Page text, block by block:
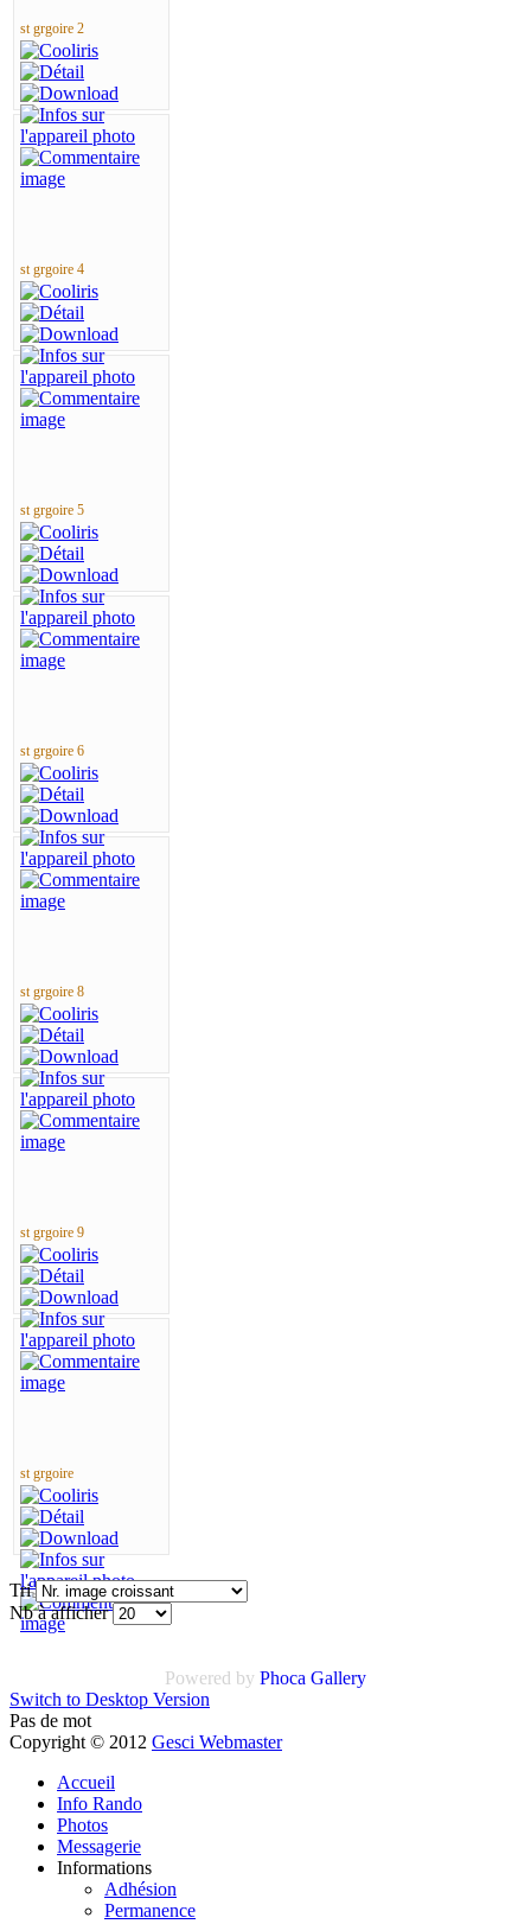
st grgoire 2
st grgoire 4
st grgoire 5
st grgoire 6
st grgoire 8
st grgoire 9
st grgoire
Tri
Nb à afficher
Powered by Phoca Gallery
Switch to Desktop Version
Pas de mot
Copyright © 2012 Gesci Webmaster
Accueil
Info Rando
Photos
Messagerie
Informations
Adhésion
Permanence